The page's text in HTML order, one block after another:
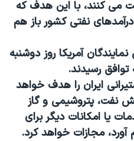
ایران
می کنند، با این هدف که
نفتی کشور باز هم
آمریکا روز دوشنبه
رسیدند.
ایران را هدف خواهد
نفت، پتروشیمی و گاز
یا امکانات دیگر برای
مجازات خواهد کرد.